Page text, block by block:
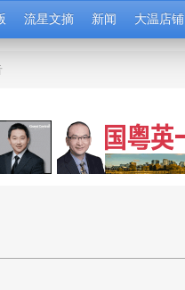
流星文摘 新闻 大温店铺